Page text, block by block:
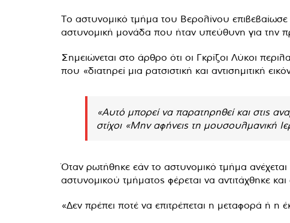
Το αστυνομικό τμήμα του Βερολίνου
αστυνομική μονάδα που ήταν υπεύθυνη για την
Σημειώνεται στο άρθρο ότι οι Γκρίζοι Λύκοι
που «διατηρεί μια ρατσιστική και αντισημιτική
«Αυτό μπορεί να παρατηρηθεί και στις
στίχοι «Μην αφήνεις τη μουσουλμανική
Όταν ρωτήθηκε εάν το αστυνομικό τμήμα
αστυνομικού τμήματος φέρεται να αντιτάχθηκε και
«Δεν πρέπει ποτέ να επιτρέπεται η μεταφορά ή η